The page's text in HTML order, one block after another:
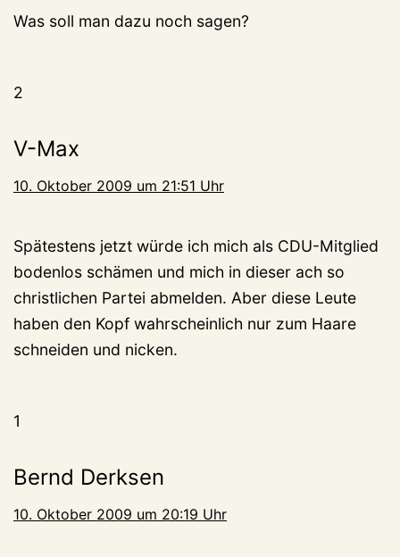
Was soll man dazu noch sagen?
2
V-Max
10. Oktober 2009 um 21:51 Uhr
Spätestens jetzt würde ich mich als CDU-Mitglied
bodenlos schämen und mich in dieser ach so
christlichen Partei abmelden. Aber diese Leute
haben den Kopf wahrscheinlich nur zum Haare
schneiden und nicken.
1
Bernd Derksen
10. Oktober 2009 um 20:19 Uhr